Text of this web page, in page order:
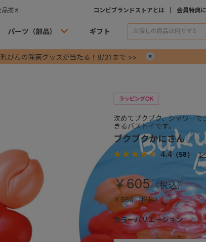
揃え コンビブランドストアとは 会員特典
パーツ（部品） ギフト
びんの除菌グッズが当たる！8/31まで >>
沈めてブクブク、シャワー
きるバストイです。
ブクブクかにさん
4.4（58）
￥605
￥550（税抜）
カラーバリエーション